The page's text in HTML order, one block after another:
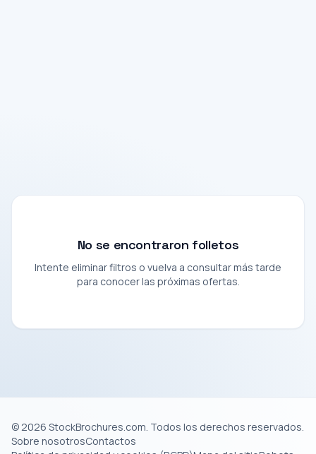
No se encontraron folletos
Intente eliminar filtros o vuelva a consultar más tarde
para conocer las próximas ofertas.
© 2026 StockBrochures.com. Todos los derechos reservados.
Sobre nosotrosContactos